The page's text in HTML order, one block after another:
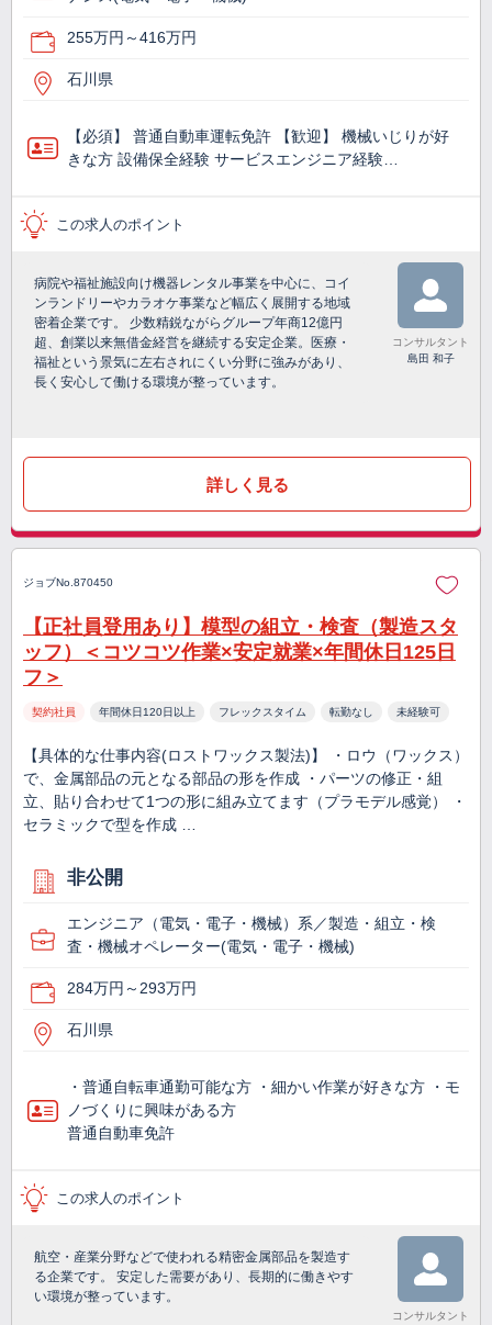
255万円～416万円
石川県
【必須】 普通自動車運転免許 【歓迎】 機械いじりが好
きな方 設備保全経験 サービスエンジニア経験…
この求人のポイント
病院や福祉施設向け機器レンタル事業を中心に、コイ
ンランドリーやカラオケ事業など幅広く展開する地域
密着企業です。 少数精鋭ながらグループ年商12億円
超、創業以来無借金経営を継続する安定企業。医療・
福祉という景気に左右されにくい分野に強みがあり、
長く安心して働ける環境が整っています。
コンサルタント
島田 和子
詳しく見る
ジョブNo.870450
【正社員登用あり】模型の組立・検査（製造スタ
ッフ）＜コツコツ作業×安定就業×年間休日125日
フ＞
契約社員 年間休日120日以上 フレックスタイム 転勤なし 未経験可
【具体的な仕事内容(ロストワックス製法)】 ・ロウ（ワックス）
で、金属部品の元となる部品の形を作成 ・パーツの修正・組
立、貼り合わせて1つの形に組み立てます（プラモデル感覚） ・
セラミックで型を作成 …
非公開
エンジニア（電気・電子・機械）系／製造・組立・検
査・機械オペレーター(電気・電子・機械)
284万円～293万円
石川県
・普通自転車通勤可能な方 ・細かい作業が好きな方 ・モ
ノづくりに興味がある方
普通自動車免許
この求人のポイント
航空・産業分野などで使われる精密金属部品を製造す
る企業です。 安定した需要があり、長期的に働きやす
い環境が整っています。
コンサルタント